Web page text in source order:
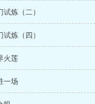
炼（二）
炼（四）
火莲
一场